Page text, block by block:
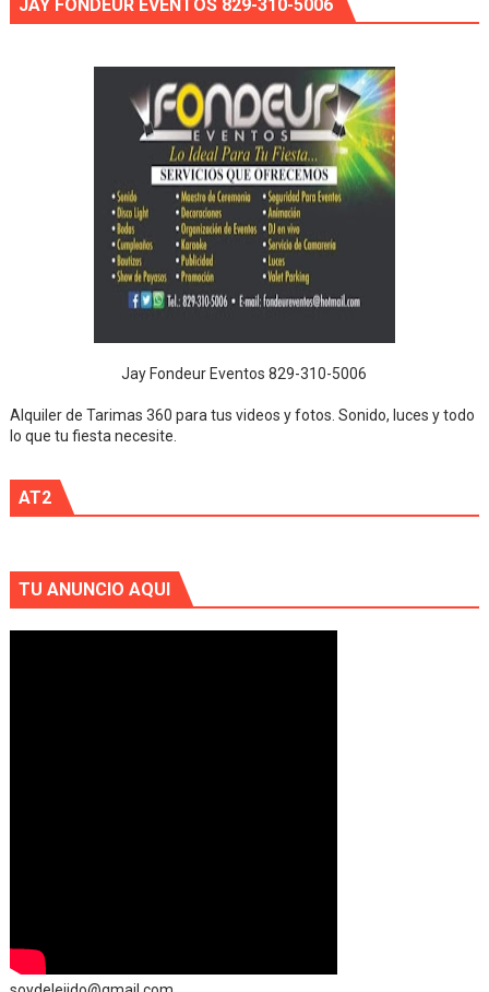
JAY FONDEUR EVENTOS 829-310-5006
Jay Fondeur Eventos 829-310-5006
Alquiler de Tarimas 360 para tus videos y fotos. Sonido, luces y todo
lo que tu fiesta necesite.
AT2
TU ANUNCIO AQUI